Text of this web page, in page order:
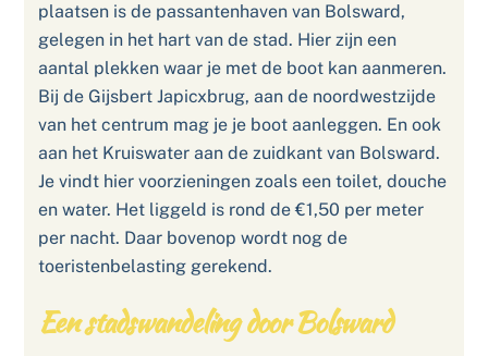
plaatsen is de passantenhaven van Bolsward,
gelegen in het hart van de stad. Hier zijn een
aantal plekken waar je met de boot kan aanmeren.
Bij de Gijsbert Japicxbrug, aan de noordwestzijde
van het centrum mag je je boot aanleggen. En ook
aan het Kruiswater aan de zuidkant van Bolsward.
Je vindt hier voorzieningen zoals een toilet, douche
en water. Het liggeld is rond de €1,50 per meter
per nacht. Daar bovenop wordt nog de
toeristenbelasting gerekend.
Een stadswandeling door Bolsward